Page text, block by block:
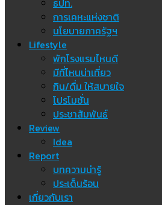
ธปท.
การเคหะแห่งชาติ
นโยบายภาครัฐฯ
Lifestyle
พักโรงแรมไหนดี
มีที่ไหนน่าเที่ยว
กิน/ดื่ม ให้สบายใจ
โปรโมชั่น
ประชาสัมพันธ์
Review
Idea
Report
บทความน่ารู้
ประเด็นร้อน
เกี่ยวกับเรา